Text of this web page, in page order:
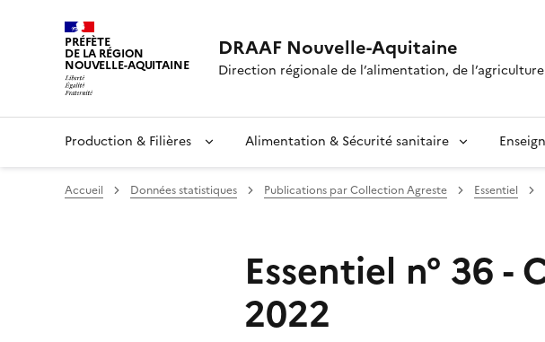
PRÉFÈTE
DE LA RÉGION
NOUVELLE-AQUITAINE
DRAAF Nouvelle-Aquitaine
Direction régionale de l’alimentation, de
Production & Filières Alimentation & Sécurité sanitaire
Accueil Données statistiques Publications par Collection Agreste Essentiel
Essentiel n° 36 -
2022